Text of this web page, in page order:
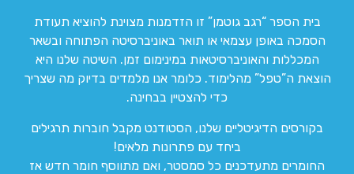
בית הספר “רגב גוטמן” זו הזדמנות מצוינת להוציא תעודת
הסמכה באופן עצמאי או תואר באוניברסיטה הפתוחה ובשאר
המכללות והאוניברסיטאות במינימום זמן. השיטה שלנו היא
הוצאת ה”טפל” מהלימוד. כלומר אנו מלמדים בדיוק מה שצריך
כדי להצטיין בבחינה.
בקורסים הדיגיטליים שלנו, הסטודנט מקבל חוברות תרגילים
ביחד עם פתרונות מלאים!
החומרים מתעדכנים כל סמסטר, ואם מתווסף חומר חדש אז